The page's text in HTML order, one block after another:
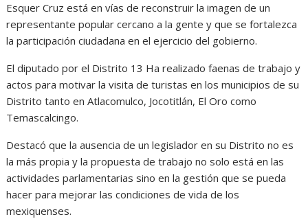
Esquer Cruz está en vías de reconstruir la imagen de un
representante popular cercano a la gente y que se fortalezca
la participación ciudadana en el ejercicio del gobierno.
El diputado por el Distrito 13 Ha realizado faenas de trabajo y
actos para motivar la visita de turistas en los municipios de su
Distrito tanto en Atlacomulco, Jocotitlán, El Oro como
Temascalcingo.
Destacó que la ausencia de un legislador en su Distrito no es
la más propia y la propuesta de trabajo no solo está en las
actividades parlamentarias sino en la gestión que se pueda
hacer para mejorar las condiciones de vida de los
mexiquenses.